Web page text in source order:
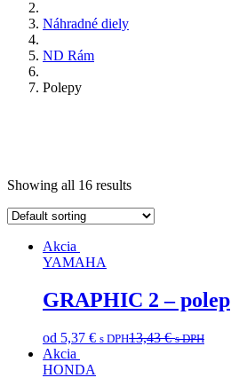
Náhradné diely
ND Rám
Polepy
Showing all 16 results
Akcia
YAMAHA
GRAPHIC 2 – polep
od 5,37 € s DPH13,43€ s DPH
Akcia
HONDA